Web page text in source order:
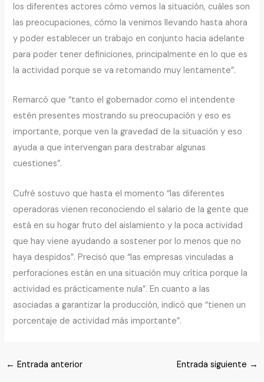
los diferentes actores cómo vemos la situación, cuáles son
las preocupaciones, cómo la venimos llevando hasta ahora
y poder establecer un trabajo en conjunto hacia adelante
para poder tener definiciones, principalmente en lo que es
la actividad porque se va retomando muy lentamente”.
Remarcó que “tanto el gobernador como el intendente
estén presentes mostrando su preocupación y eso es
importante, porque ven la gravedad de la situación y eso
ayuda a que intervengan para destrabar algunas
cuestiones”.
Cufré sostuvo que hasta el momento “las diferentes
operadoras vienen reconociendo el salario de la gente que
está en su hogar fruto del aislamiento y la poca actividad
que hay viene ayudando a sostener por lo menos que no
haya despidos”. Precisó que “las empresas vinculadas a
perforaciones están en una situación muy crítica porque la
actividad es prácticamente nula”. En cuanto a las
asociadas a garantizar la producción, indicó que “tienen un
porcentaje de actividad más importante”.
← Entrada anterior Entrada siguiente →